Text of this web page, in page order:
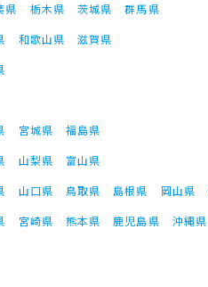
県 栃木県 茨城県
群馬県
和歌山県
滋賀県
宮城県
福島県
山梨県
富山県
山口県 鳥取県 島根県 岡山県
宮崎県 熊本県 鹿児島県 沖縄県